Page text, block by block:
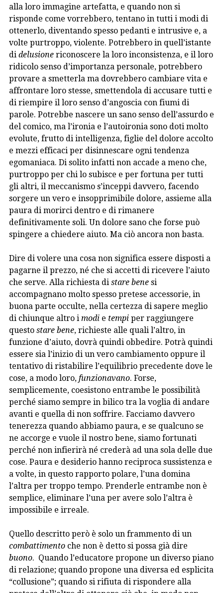
alla loro immagine artefatta, e quando non si
risponde come vorrebbero, tentano in tutti i modi di
ottenerlo, diventando spesso pedanti e intrusive e, a
volte purtroppo, violente. Potrebbero in quell’istante
di delusione riconoscere la loro inconsistenza, e il loro
ridicolo senso d’importanza personale, potrebbero
provare a smetterla ma dovrebbero cambiare vita e
affrontare loro stesse, smettendola di accusare tutti e
di riempire il loro senso d’angoscia con fiumi di
parole. Potrebbe nascere un sano senso dell’assurdo e
del comico, ma l’ironia e l’autoironia sono doti molto
evolute, frutto di intelligenza, figlie del dolore accolto
e mezzi efficaci per disinnescare ogni tendenza
egomaniaca. Di solito infatti non accade a meno che,
purtroppo per chi lo subisce e per fortuna per tutti
gli altri, il meccanismo s’inceppi davvero, facendo
sorgere un vero e insopprimibile dolore, assieme alla
paura di morirci dentro e di rimanere
definitivamente soli. Un dolore sano che forse può
spingere a chiedere aiuto. Ma ciò ancora non basta.
Dire di volere una cosa non significa essere disposti a
pagarne il prezzo, né che si accetti di ricevere l’aiuto
che serve. Alla richiesta di stare bene si
accompagnano molto spesso pretese accessorie, in
buona parte occulte, nella certezza di sapere meglio
di chiunque altro i modi e tempi per raggiungere
questo stare bene, richieste alle quali l’altro, in
funzione d’aiuto, dovrà quindi obbedire. Potrà quindi
essere sia l’inizio di un vero cambiamento oppure il
tentativo di ristabilire l’equilibrio precedente dove le
cose, a modo loro, funzionavano. Forse,
semplicemente, coesistono entrambe le possibilità
perché siamo sempre in bilico tra la voglia di andare
avanti e quella di non soffrire. Facciamo davvero
tenerezza quando abbiamo paura, e se qualcuno se
ne accorge e vuole il nostro bene, siamo fortunati
perché non infierirà né crederà ad una sola delle due
cose. Paura e desiderio hanno reciproca sussistenza e
a volte, in questo rapporto polare, l’una domina
l’altra per troppo tempo. Prenderle entrambe non è
semplice, eliminare l’una per avere solo l’altra è
impossibile e irreale.
Quello descritto però è solo un frammento di un
combattimento che non è detto si possa già dire
buono. Quando l’educatore propone un diverso piano
di relazione; quando propone una diversa ed esplicita
“collusione”; quando si rifiuta di rispondere alla